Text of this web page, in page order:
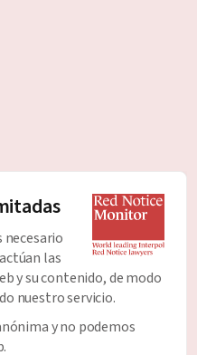
necesario
las
y su contenido, de modo
nuestro servicio.
y no podemos
las últimas noticias y
Rojas.
*